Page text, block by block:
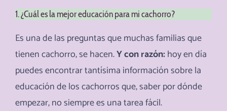
1. ¿Cuál es la mejor educación para mi cachorro?
Es una de las preguntas que muchas familias que
tienen cachorro, se hacen.Y con razón: hoy en día
puedes encontrar tantísima información sobre la
educación de los cachorros que, saber por dónde
empezar, no siempre es una tarea fácil.